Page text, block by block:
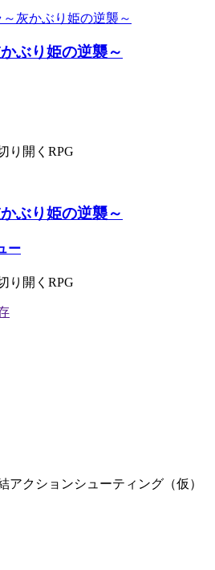
ぶり姫の逆襲～
り開くRPG
ぶり姫の逆襲～
ー
り開くRPG
アクションシューティング（仮）